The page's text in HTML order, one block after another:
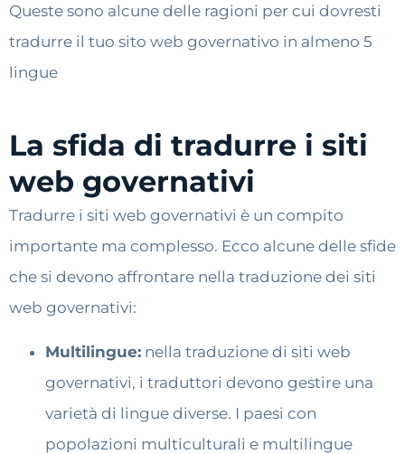
Queste sono alcune delle ragioni per cui dovresti
tradurre il tuo sito web governativo in almeno 5
lingue
La sfida di tradurre i siti
web governativi
Tradurre i siti web governativi è un compito
importante ma complesso. Ecco alcune delle sfide
che si devono affrontare nella traduzione dei siti
web governativi:
Multilingue: nella traduzione di siti web
governativi, i traduttori devono gestire una
varietà di lingue diverse. I paesi con
popolazioni multiculturali e multilingue